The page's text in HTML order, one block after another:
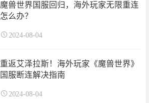
魔兽世界国服回归，海外玩家无限重连
怎么办？
2024-08-04
重返艾泽拉斯！海外玩家《魔兽世界》
国服断连解决指南
2024-08-04